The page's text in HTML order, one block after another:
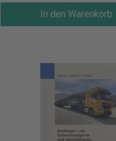
In den Warenkorb